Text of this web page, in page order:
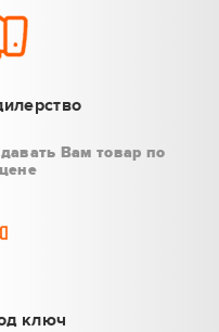
Вам товар по
ключ